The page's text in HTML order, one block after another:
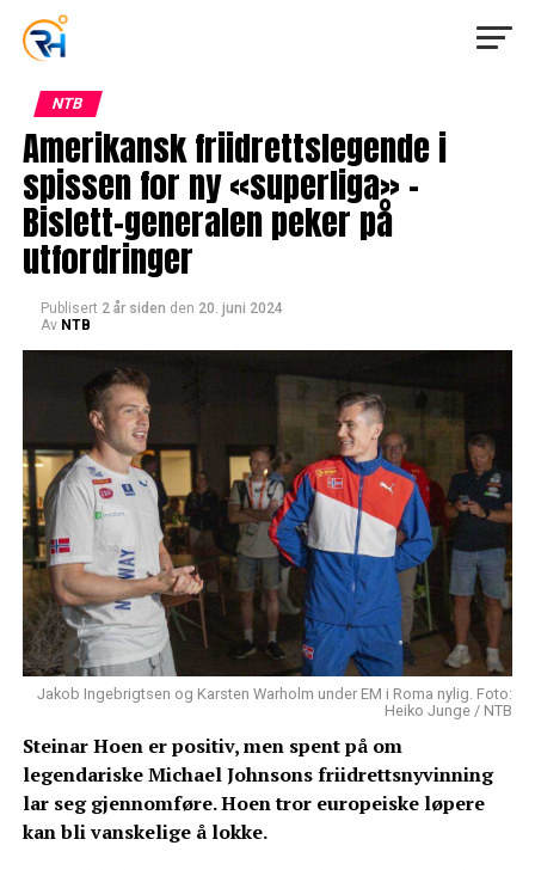
NTB
Amerikansk friidrettslegende i
spissen for ny «superliga» –
Bislett-generalen peker på
utfordringer
Publisert 2 år siden den 20. juni 2024
Av NTB
Jakob Ingebrigtsen og Karsten Warholm under EM i Roma nylig. Foto:
Heiko Junge / NTB
Steinar Hoen er positiv, men spent på om
legendariske Michael Johnsons friidrettsnyvinning
lar seg gjennomføre. Hoen tror europeiske løpere
kan bli vanskelige å lokke.